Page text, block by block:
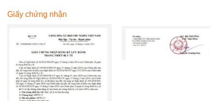
Giấy chứng nhận